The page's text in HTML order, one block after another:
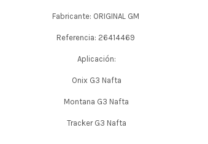
Fabricante: ORIGINAL GM
Referencia: 26414469
Aplicación:
Onix G3 Nafta
Montana G3 Nafta
Tracker G3 Nafta